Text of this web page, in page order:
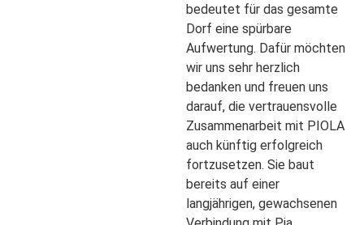
bedeutet für das gesamte
Dorf eine spürbare
Aufwertung. Dafür möchten
wir uns sehr herzlich
bedanken und freuen uns
darauf, die vertrauensvolle
Zusammenarbeit mit PIOLA
auch künftig erfolgreich
fortzusetzen. Sie baut
bereits auf einer
langjährigen, gewachsenen